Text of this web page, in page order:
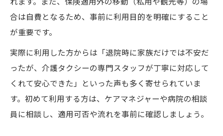
合は自費となるため、事前に利用目的を明確にすること
が重要です。
実際に利用した方からは「退院時に家族だけでは不安だ
ったが、介護タクシーの専門スタッフが丁寧に対応して
くれて安心できた」といった声も多く寄せられていま
す。初めて利用する方は、ケアマネジャーや病院の相談
員に相談し、適用可否や流れを事前に確認しましょう。